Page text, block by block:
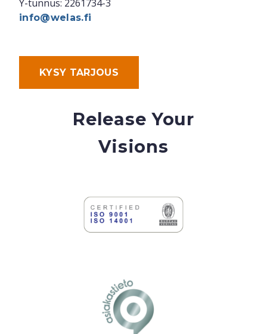
Y-tunnus: 2261734-3
info@welas.fi
KYSY TARJOUS
Release Your
Visions